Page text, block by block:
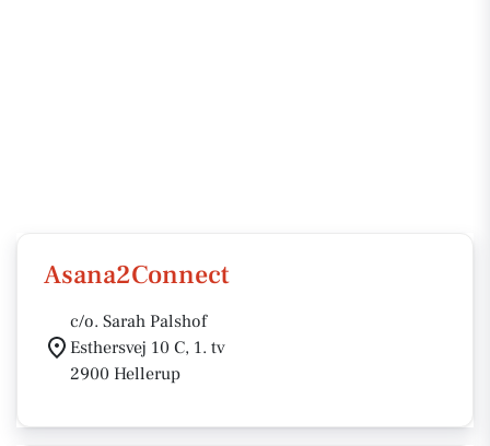
Asana2Connect
c/o. Sarah Palshof
Esthersvej 10 C, 1. tv
2900 Hellerup